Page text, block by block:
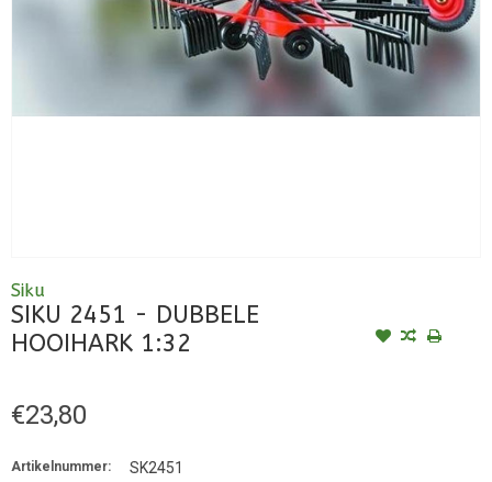
Siku
SIKU 2451 - DUBBELE
HOOIHARK 1:32
€23,80
Artikelnummer: SK2451